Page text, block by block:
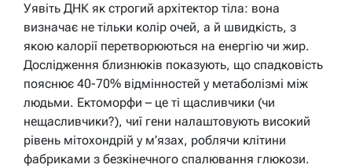
Уявіть ДНК як строгий архітектор тіла: вона
визначає не тільки колір очей, а й швидкість, з
якою калорії перетворюються на енергію чи жир.
Дослідження близнюків показують, що спадковість
пояснює 40-70% відмінностей у метаболізмі між
людьми. Ектоморфи – це ті щасливчики (чи
нещасливчики?), чиї гени налаштовують високий
рівень мітохондрій у м’язах, роблячи клітини
фабриками з безкінечного спалювання глюкози.